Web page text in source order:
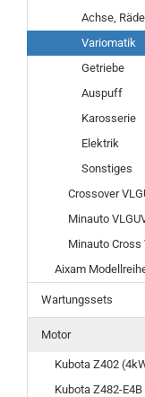
Achse,
Variomatik
Getriebe
Auspuff
Karosserie
Elektrik
Sonstiges
Crossover
Minauto
Minauto Cross
Aixam
Wartungssets
Motor
Kubota Z402
Kubota Z482-